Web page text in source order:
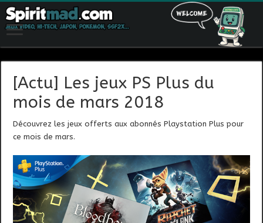
[Actu] Les jeux PS Plus du
mois de mars 2018
Découvrez les jeux offerts aux abonnés Playstation Plus pour
ce mois de mars.